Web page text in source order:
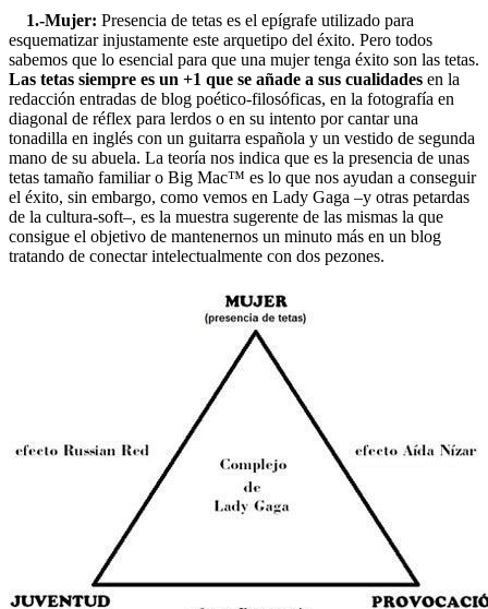
1.-Mujer: Presencia de tetas es el epígrafe utilizado para
esquematizar injustamente este arquetipo del éxito. Pero todos
sabemos que lo esencial para que una mujer tenga éxito son las tetas.
Las tetas siempre es un +1 que se añade a sus cualidades en la
redacción entradas de blog poético-filosóficas, en la fotografía en
diagonal de réflex para lerdos o en su intento por cantar una
tonadilla en inglés con un guitarra española y un vestido de segunda
mano de su abuela. La teoría nos indica que es la presencia de unas
tetas tamaño familiar o Big Mac™ es lo que nos ayudan a conseguir
el éxito, sin embargo, como vemos en Lady Gaga –y otras petardas
de la cultura-soft–, es la muestra sugerente de las mismas la que
consigue el objetivo de mantenernos un minuto más en un blog
tratando de conectar intelectualmente con dos pezones.